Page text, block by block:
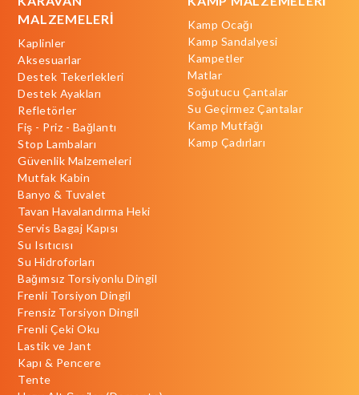
MALZEMELERİ
Kaplinler
Aksesuarlar
Destek Tekerlekleri
Destek Ayakları
Refletörler
Fiş - Priz - Bağlantı
Stop Lambaları
Güvenlik Malzemeleri
Mutfak Kabin
Banyo & Tuvalet
Tavan Havalandırma Heki
Servis Bagaj Kapısı
Su Isıtıcısı
Su Hidroforları
Bağımsız Torsiyonlu Dingil
Frenli Torsiyon Dingil
Frensiz Torsiyon Dingil
Frenli Çeki Oku
Lastik ve Jant
Kapı & Pencere
Tente
Kamp Ocağı
Kamp Sandalyesi
Kampetler
Matlar
Soğutucu Çantalar
Su Geçirmez Çantalar
Kamp Mutfağı
Kamp Çadırları